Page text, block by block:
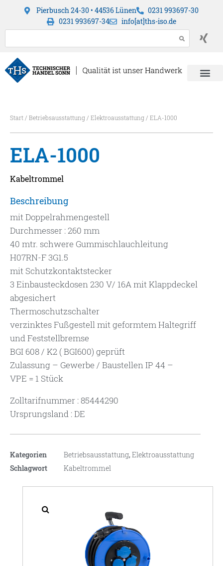
Pierbusch 24-30 • 44536 Lünen
0231 993697-30
0231 993697-34
info[at]ths-iso.de
Start/ Betriebsausstattung/ Elektroausstattung/ ELA-1000
ELA-1000
Kabeltrommel
Beschreibung
mit Doppelrahmengestell
Durchmesser : 260 mm
40 mtr. schwere Gummischlauchleitung
H07RN-F 3G1.5
mit Schutzkontaktstecker
3 Einbausteckdosen 230 V/ 16A mit Klappdeckel
abgesichert
Thermoschutzschalter
verzinktes Fußgestell mit geformtem Haltegriff
und Feststellbremse
BGI 608 / K2 ( BGI600) geprüft
Zulassung – Gewerbe / Baustellen IP 44 –
VPE = 1 Stück
Zolltarifnummer : 85444290
Ursprungsland : DE
Kategorien Betriebsausstattung,Elektroausstattung
Schlagwort
Kabeltrommel